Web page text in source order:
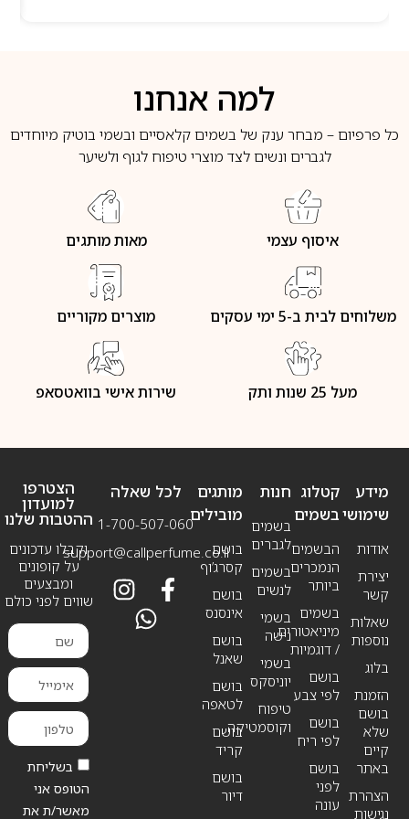
למה אנחנו
כל פרפיום – מבחר ענק של בשמים קלאסיים ובשמי בוטיק מיוחדים
לגברים ונשים לצד מוצרי טיפוח לגוף ולשיער
איסוף עצמי מאות מותגים
משלוחים לבית ב-5 ימי עסקים מוצרים מקוריים
מעל 25 שנות ותק שירות אישי בוואטסאפ
מידע
שימושי
אודות
יצירת
קשר
שאלות
נוספות
בלוג
הזמנת
בושם
שלא
קיים
באתר
הצהרת
נגישות
חנות
בשמים
לגברים
בשמים
לנשים
בשמי
נישה
בשמי
יוניסקס
טיפוח
וקוסמטיקה
קטלוג
בשמים
הבשמים
הנמכרים
ביותר
בשמים
מיניאטורים
/ דוגמיות
בושם
לפי צבע
בושם
לפי ריח
בושם
לפני
עונה
מותגים
מובילים
בושם
קסרג’וף
בושם
אינסנס
בושם
שאנל
בושם
לטאפה
בושם
קריד
בושם
דיור
לכל שאלה
1-700-507-060
support@callperfume.co.il
הצטרפו
למועדון
ההטבות שלנו
וקבלו עדכונים
על קופונים
ומבצעים
שווים לפני כולם
בשליחת
הטופס אני
מאשר/ת את